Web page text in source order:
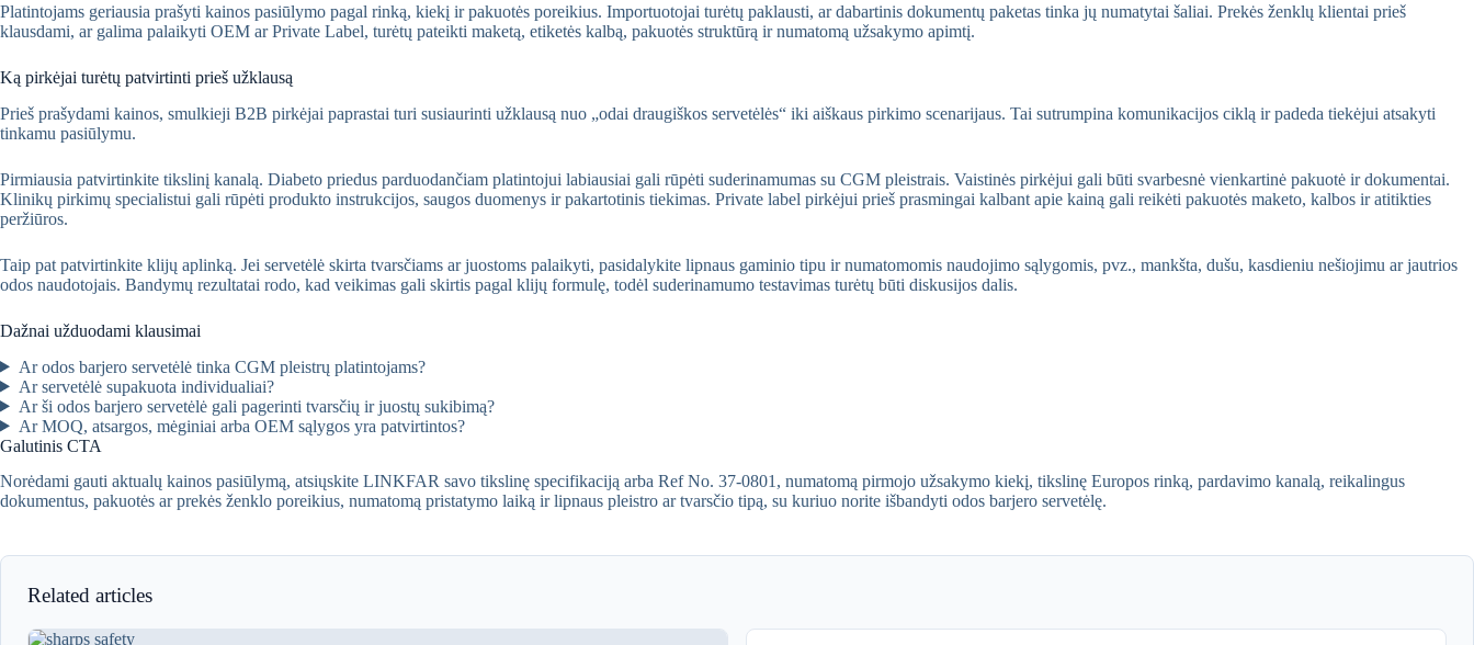
Platintojams geriausia prašyti kainos pasiūlymo pagal rinką, kiekį ir pakuotės poreikius. Importuotojai turėtų paklausti, ar dabartinis dokumentų paketas tinka jų numatytai šaliai. Prekės ženklų klientai prieš
klausdami, ar galima palaikyti OEM ar Private Label, turėtų pateikti maketą, etiketės kalbą, pakuotės struktūrą ir numatomą užsakymo apimtį.
Ką pirkėjai turėtų patvirtinti prieš užklausą
Prieš prašydami kainos, smulkieji B2B pirkėjai paprastai turi susiaurinti užklausą nuo „odai draugiškos servetėlės“ iki aiškaus pirkimo scenarijaus. Tai sutrumpina komunikacijos ciklą ir padeda tiekėjui atsakyti
tinkamu pasiūlymu.
Pirmiausia patvirtinkite tikslinį kanalą. Diabeto priedus parduodančiam platintojui labiausiai gali rūpėti suderinamumas su CGM pleistrais. Vaistinės pirkėjui gali būti svarbesnė vienkartinė pakuotė ir dokumentai.
Klinikų pirkimų specialistui gali rūpėti produkto instrukcijos, saugos duomenys ir pakartotinis tiekimas. Private label pirkėjui prieš prasmingai kalbant apie kainą gali reikėti pakuotės maketo, kalbos ir atitikties
peržiūros.
Taip pat patvirtinkite klijų aplinką. Jei servetėlė skirta tvarsčiams ar juostoms palaikyti, pasidalykite lipnaus gaminio tipu ir numatomomis naudojimo sąlygomis, pvz., mankšta, dušu, kasdieniu nešiojimu ar jautrios
odos naudotojais. Bandymų rezultatai rodo, kad veikimas gali skirtis pagal klijų formulę, todėl suderinamumo testavimas turėtų būti diskusijos dalis.
Dažnai užduodami klausimai
Ar odos barjero servetėlė tinka CGM pleistrų platintojams?
Ar servetėlė supakuota individualiai?
Ar ši odos barjero servetėlė gali pagerinti tvarsčių ir juostų sukibimą?
Ar MOQ, atsargos, mėginiai arba OEM sąlygos yra patvirtintos?
Galutinis CTA
Norėdami gauti aktualų kainos pasiūlymą, atsiųskite LINKFAR savo tikslinę specifikaciją arba Ref No. 37-0801, numatomą pirmojo užsakymo kiekį, tikslinę Europos rinką, pardavimo kanalą, reikalingus
dokumentus, pakuotės ar prekės ženklo poreikius, numatomą pristatymo laiką ir lipnaus pleistro ar tvarsčio tipą, su kuriuo norite išbandyti odos barjero servetėlę.
Related articles